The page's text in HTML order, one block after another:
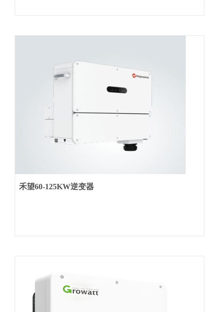
禾望60-125KW逆变器